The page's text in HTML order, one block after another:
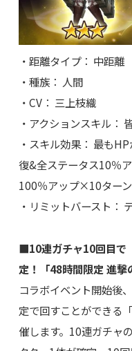
・距離タイプ： 中距離
・種族： 人間
・CV： 三上枝織
・アクションスキル：
・スキル効果： 最も
復&全ステータス10％
100％アップ×10ターン
・リミットバースト：
■10連ガチャ10回目で
定！「48時間限定 進撃
コラボイベント開始後
定で回すことができる
催します。10連ガチャ